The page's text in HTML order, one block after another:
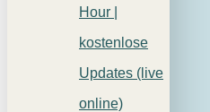
Hour |
kostenlose
Updates (live
online)